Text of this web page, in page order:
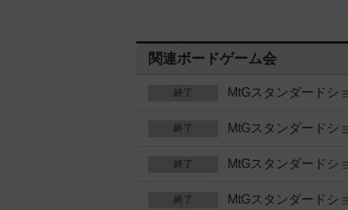
関連ボードゲーム会
終了 MtGスタンダードシ
終了 MtGスタンダードシ
終了 MtGスタンダードシ
終了 MtGスタンダードシ